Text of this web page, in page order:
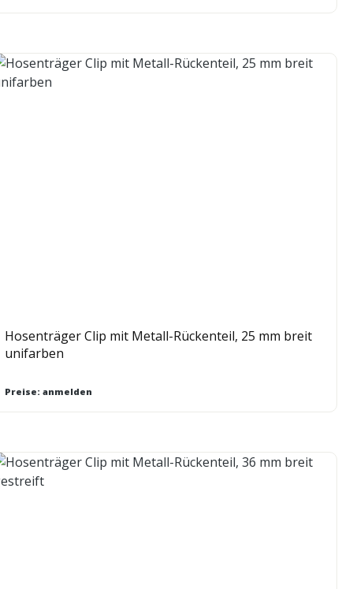
Hosenträger Clip mit Metall-Rückenteil, 25 mm breit
unifarben
Preise: anmelden